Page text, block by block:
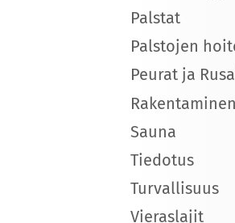
Palstat
Palstojen
Peurat ja
Rakentaminen
Sauna
Tiedotus
Turvallisuus
Vieraslajit